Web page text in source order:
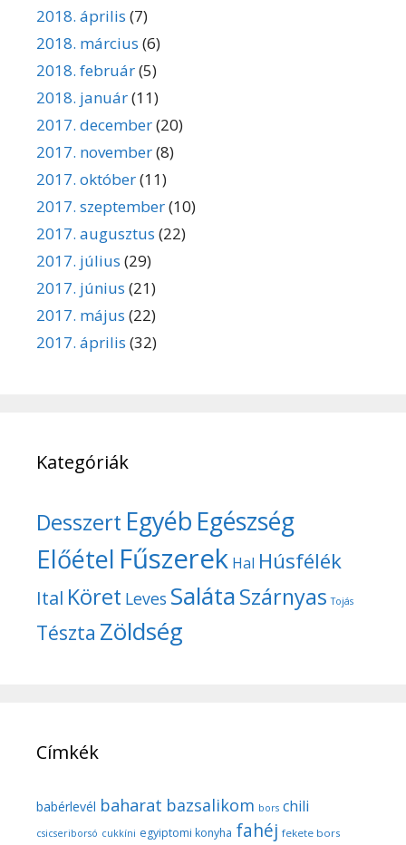
2018. április (7)
2018. március (6)
2018. február(5)
2018. január(11)
2017. december(20)
2017. november(8)
2017. október(11)
2017. szeptember(10)
2017. augusztus (22)
2017. július (29)
2017. június (21)
2017. május (22)
2017. április (32)
Kategóriák
Desszert Egyéb Egészség
Előétel Fűszerek Hal Húsfélék
Ital Köret Leves SalátaSzárnyas Tojás
Tészta Zöldség
Címkék
babérlevél baharat bazsalikom bors chili
csicseriborsó cukkíni egyiptomi konyha fahéj fekete bors